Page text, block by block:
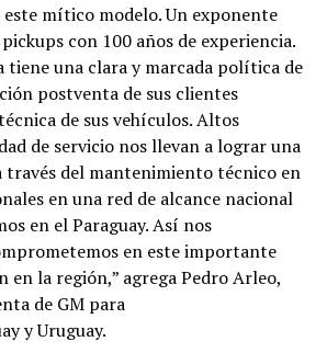
este mítico modelo. Un exponente
con 100 años de experiencia.
tiene una clara y marcada política de
postventa de sus clientes
de sus vehículos. Altos
de servicio nos llevan a lograr una
través del mantenimiento técnico en
en una red de alcance nacional
en el Paraguay. Así nos
en este importante
en la región,” agrega Pedro Arleo,
de GM para
y Uruguay.